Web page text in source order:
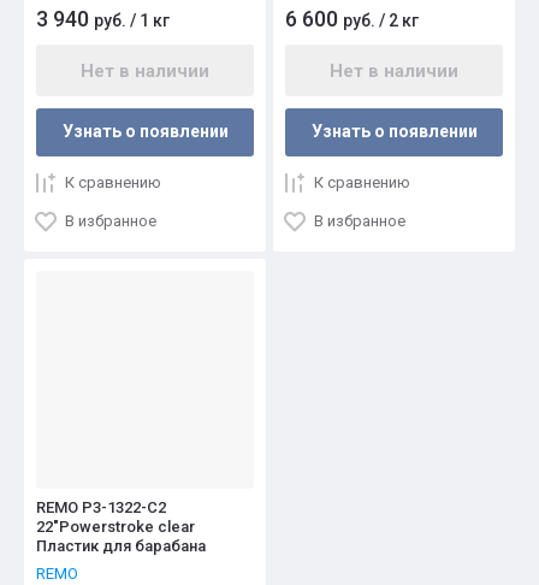
3 940 руб. / 1 кг
Нет в наличии
Узнать о появлении
К сравнению
В избранное
6 600 руб. / 2 кг
Нет в наличии
Узнать о появлении
К сравнению
В избранное
REMO P3-1322-C2
22"Powerstroke clear
Пластик для барабана
REMO